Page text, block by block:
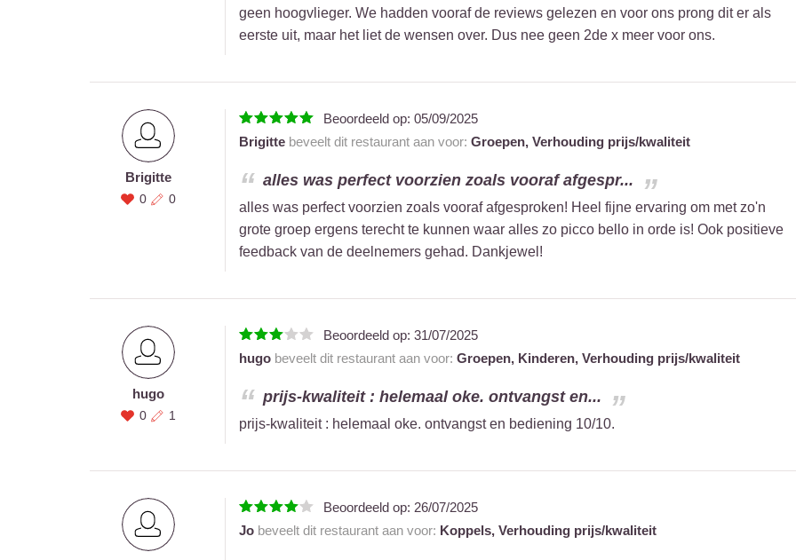
geen hoogvlieger. We hadden vooraf de reviews gelezen en voor ons prong dit er als
eerste uit, maar het liet de wensen over. Dus nee geen 2de x meer voor ons.
Brigitte
0 0
Beoordeeld op: 05/09/2025
Brigittebeveelt dit restaurant aan voor: Groepen, Verhouding prijs/kwaliteit
alles was perfect voorzien zoals vooraf afgespr...
alles was perfect voorzien zoals vooraf afgesproken! Heel fijne ervaring om met zo'n
grote groep ergens terecht te kunnen waar alles zo picco bello in orde is! Ook positieve
feedback van de deelnemers gehad. Dankjewel!
hugo
0 1
Beoordeeld op: 31/07/2025
hugobeveelt dit restaurant aan voor: Groepen, Kinderen, Verhouding prijs/kwaliteit
prijs-kwaliteit : helemaal oke. ontvangst en...
prijs-kwaliteit : helemaal oke. ontvangst en bediening 10/10.
Beoordeeld op: 26/07/2025
Jobeveelt dit restaurant aan voor: Koppels, Verhouding prijs/kwaliteit